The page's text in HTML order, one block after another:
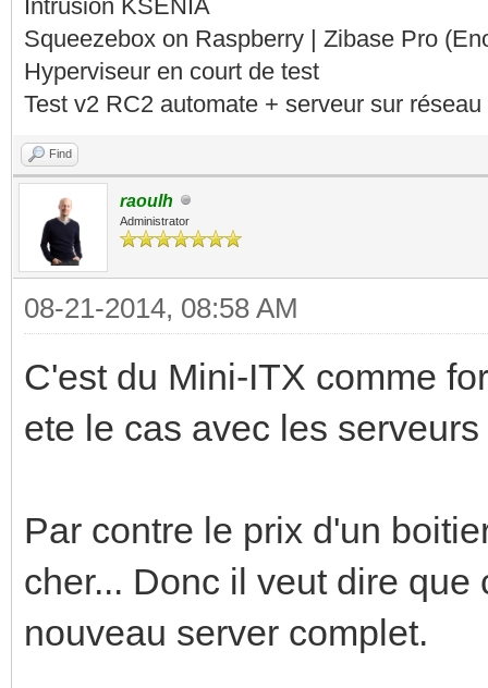
Intrusion KSENIA
Squeezebox on Raspberry | Zibase Pro
Hyperviseur en court de test
Test v2 RC2 automate + serveur sur
Find
raoulh
Administrator
08-21-2014, 08:58 AM
C'est du Mini-ITX comme
ete le cas avec les
Par contre le prix d'un
cher... Donc il veut dire
nouveau server complet.